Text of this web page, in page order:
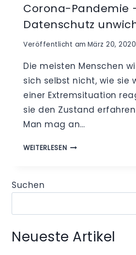
Corona-Pandemie
Datenschutz
Veröffentlicht am März 20, 2020
Die meisten Menschen
sich selbst nicht, wie sie
einer Extremsituation
sie den Zustand
Man mag an…
WEITERLESENCORONA-
UNWICHTIG?
Suchen
Neueste Artikel